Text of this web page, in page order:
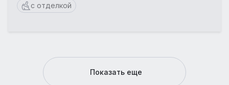
с отделкой
Показать еще